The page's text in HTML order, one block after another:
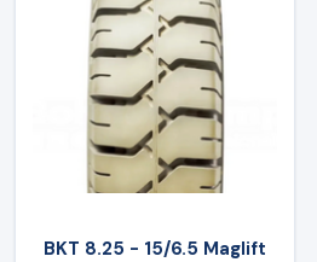
BKT 8.25 - 15/6.5 Maglift